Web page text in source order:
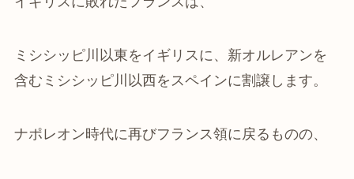
ミシシッピ川以東をイギリスに、新オルレアンを
含むミシシッピ川以西をスペインに割譲します。
ナポレオン時代に再びフランス領に戻るものの、